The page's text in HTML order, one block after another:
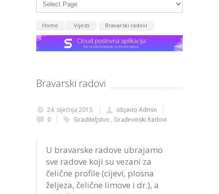
Home Vijesti Bravarski radovi
Bravarski radovi
24. siječnja 2013.
objavio Admin
0
Graditeljstvo , Građevinski Radovi
U bravarske radove ubrajamo
sve radove koji su vezani za
čelične profile (cijevi, plosna
željeza, čelične limove i dr.), a